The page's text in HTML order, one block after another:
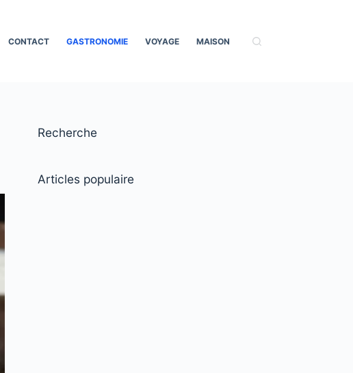
CONTACT GASTRONOMIE VOYAGE MAISON
Recherche
Articles populaire